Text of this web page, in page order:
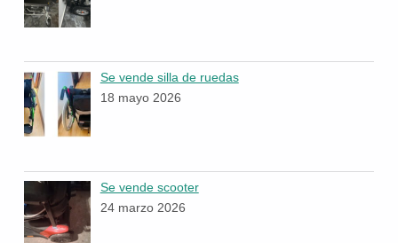
Se vende silla de ruedas
18 mayo 2026
Se vende scooter
24 marzo 2026